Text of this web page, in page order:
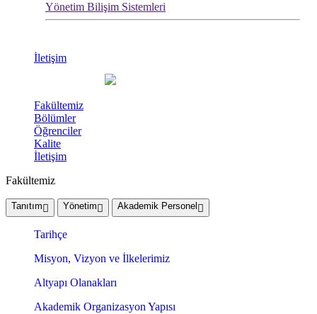
Yönetim Bilişim Sistemleri
İletişim
Fakültemiz
Bölümler
Öğrenciler
Kalite
İletişim
Fakültemiz
Tanıtım Yönetim Akademik Personel
Tarihçe
Misyon, Vizyon ve İlkelerimiz
Altyapı Olanakları
Akademik Organizasyon Yapısı